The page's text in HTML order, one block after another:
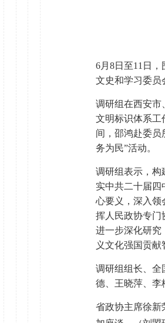
6月8日至11日
文史和学习委员
调研组在西安市
文明标识体系工
间，邵鸿赴委员
务为民”活动。
调研组表示，构
实中共二十届四
心要义，深入领
挥人民政协专门
进一步深化研究
义文化强国贡献
调研组组长、全
德、王晓萍、李
省政协主席徐新